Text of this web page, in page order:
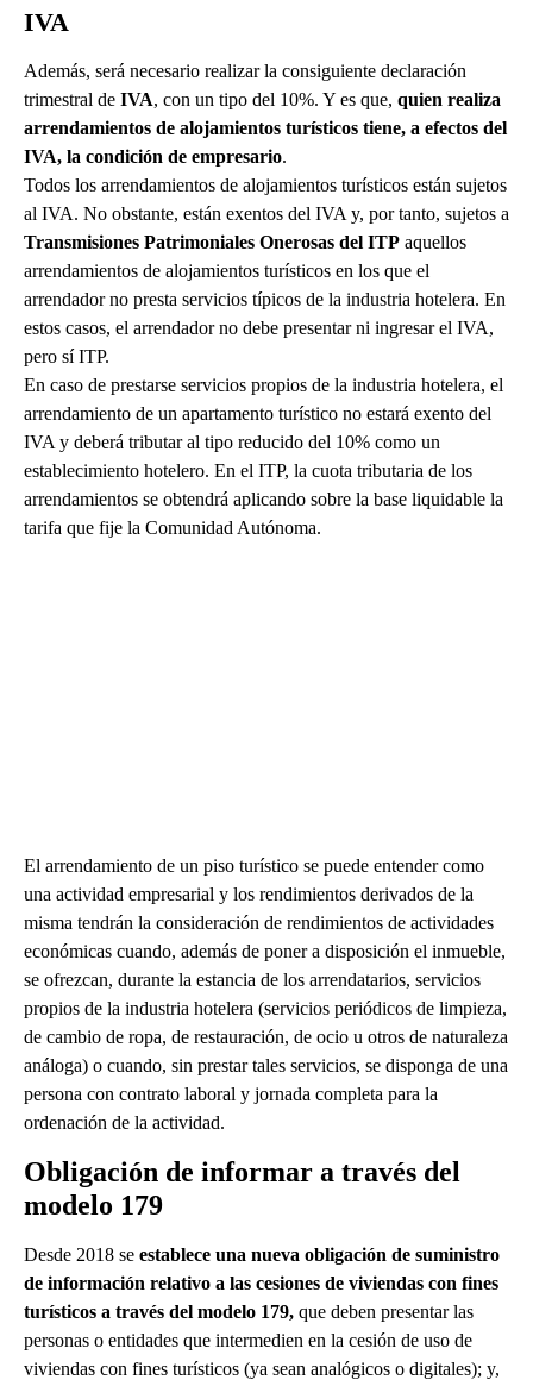
IVA
Además, será necesario realizar la consiguiente declaración
trimestral de IVA, con un tipo del 10%. Y es que, quien realiza
arrendamientos de alojamientos turísticos tiene, a efectos del
IVA, la condición de empresario.
Todos los arrendamientos de alojamientos turísticos están sujetos
al IVA. No obstante, están exentos del IVA y, por tanto, sujetos a
Transmisiones Patrimoniales Onerosas del ITP aquellos
arrendamientos de alojamientos turísticos en los que el
arrendador no presta servicios típicos de la industria hotelera. En
estos casos, el arrendador no debe presentar ni ingresar el IVA,
pero sí ITP.
En caso de prestarse servicios propios de la industria hotelera, el
arrendamiento de un apartamento turístico no estará exento del
IVA y deberá tributar al tipo reducido del 10% como un
establecimiento hotelero. En el ITP, la cuota tributaria de los
arrendamientos se obtendrá aplicando sobre la base liquidable la
tarifa que fije la Comunidad Autónoma.
El arrendamiento de un piso turístico se puede entender como
una actividad empresarial y los rendimientos derivados de la
misma tendrán la consideración de rendimientos de actividades
económicas cuando, además de poner a disposición el inmueble,
se ofrezcan, durante la estancia de los arrendatarios, servicios
propios de la industria hotelera (servicios periódicos de limpieza,
de cambio de ropa, de restauración, de ocio u otros de naturaleza
análoga) o cuando, sin prestar tales servicios, se disponga de una
persona con contrato laboral y jornada completa para la
ordenación de la actividad.
Obligación de informar a través del
modelo 179
Desde 2018 se establece una nueva obligación de suministro
de información relativo a las cesiones de viviendas con fines
turísticos a través del modelo 179, que deben presentar las
personas o entidades que intermedien en la cesión de uso de
viviendas con fines turísticos (ya sean analógicos o digitales); y,